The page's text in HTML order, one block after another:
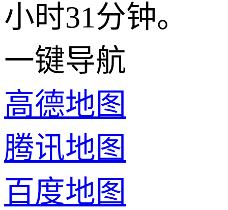
小时31分钟。
一键导航
高德地图
腾讯地图
百度地图